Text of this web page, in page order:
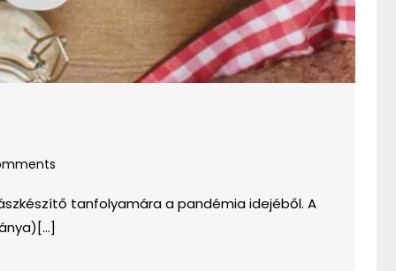
tanfolyamára a pandémia idejéből. A